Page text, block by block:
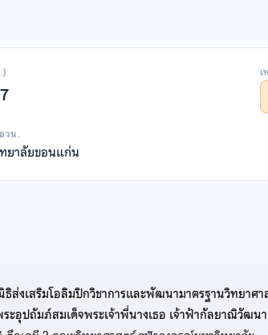
วน.
ยาลัยขอนแก่น
ส่งเสริมโอลิมปิกวิชาการและพัฒนามาตรฐานวิทยาศ
ะอุปถัมภ์สมเด็จพระเจ้าพี่นางเธอ เจ้าฟ้ากัลยาณิวัฒน